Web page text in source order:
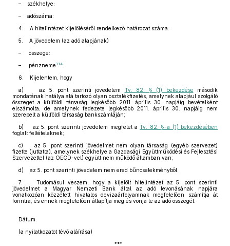
– székhelye:
– adószáma:
4. A hitelintézet kijelöléséről rendelkező határozat száma:
5. A jövedelem (az adó alapjának)
– összege:
– pénzneme 114:
6. Kijelentem, hogy
a) az 5. pont szerinti jövedelem Tv. 82. § (1) bekezdése második
mondatának hatálya alá tartozó olyan osztalékfizetés, amelynek alapjául szolgáló
összeget a külföldi társaság legkésőbb 2011. április 30. napjáig bevételként
elszámolta, de amelynek fedezete legkésőbb 2011. április 30. napjáig nem
szerepelt a külföldi társaság bankszámláján;
b) az 5. pont szerinti jövedelem megfelel aTv. 82. §-a (1) bekezdésében
foglalt feltételeknek;
c) az 5. pont szerinti jövedelmet nem olyan társaság (egyéb szervezet)
fizette (juttatta), amelynek székhelye a Gazdasági Együttműködési és Fejlesztési
Szervezettel (az OECD-vel) együtt nem működő államban van;
d) az 5. pont szerinti jövedelem nem ered bűncselekményből.
7. Tudomásul veszem, hogy a kijelölt hitelintézet az 5. pont szerinti
jövedelmet a Magyar Nemzeti Bank által az adó levonásának napjára
vonatkozóan közzétett hivatalos devizaárfolyamnak megfelelően számítja át
forintra, és ennek megfelelően állapítja meg és vonja le az adó összegét.
Dátum:
(a nyilatkozatot tévő aláírása)
***